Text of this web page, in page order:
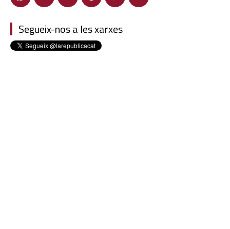
Segueix-nos a les xarxes